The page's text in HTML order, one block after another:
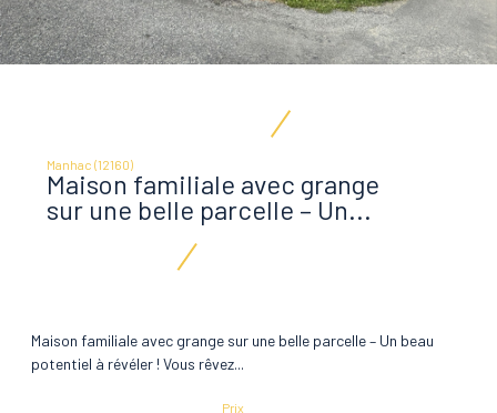
Manhac (12160)
Maison familiale avec grange
sur une belle parcelle – Un...
Maison familiale avec grange sur une belle parcelle – Un beau
potentiel à révéler ! Vous rêvez...
Prix